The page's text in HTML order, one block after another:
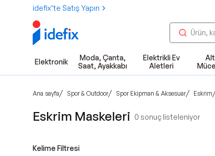
idefix’te Satış Yapın
Elektronik
Moda, Çanta,
Saat, Ayakkabı
Elektrikli Ev
Aletleri
Ana sayfa/ Spor & Outdoor/ Spor Ekipman & Aksesuar/ Eskrim
Eskrim Maskeleri 0 sonuç listeleniyor
Kelime Filtresi